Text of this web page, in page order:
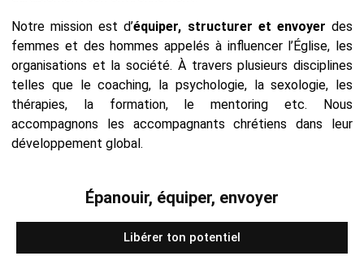
Notre mission est d’équiper, structurer et envoyer des
femmes et des hommes appelés à influencer l’Église, les
organisations et la société. À travers plusieurs disciplines
telles que le coaching, la psychologie, la sexologie, les
thérapies, la formation, le mentoring etc. Nous
accompagnons les accompagnants chrétiens dans leur
développement global.
Épanouir, équiper, envoyer
Libérer ton potentiel